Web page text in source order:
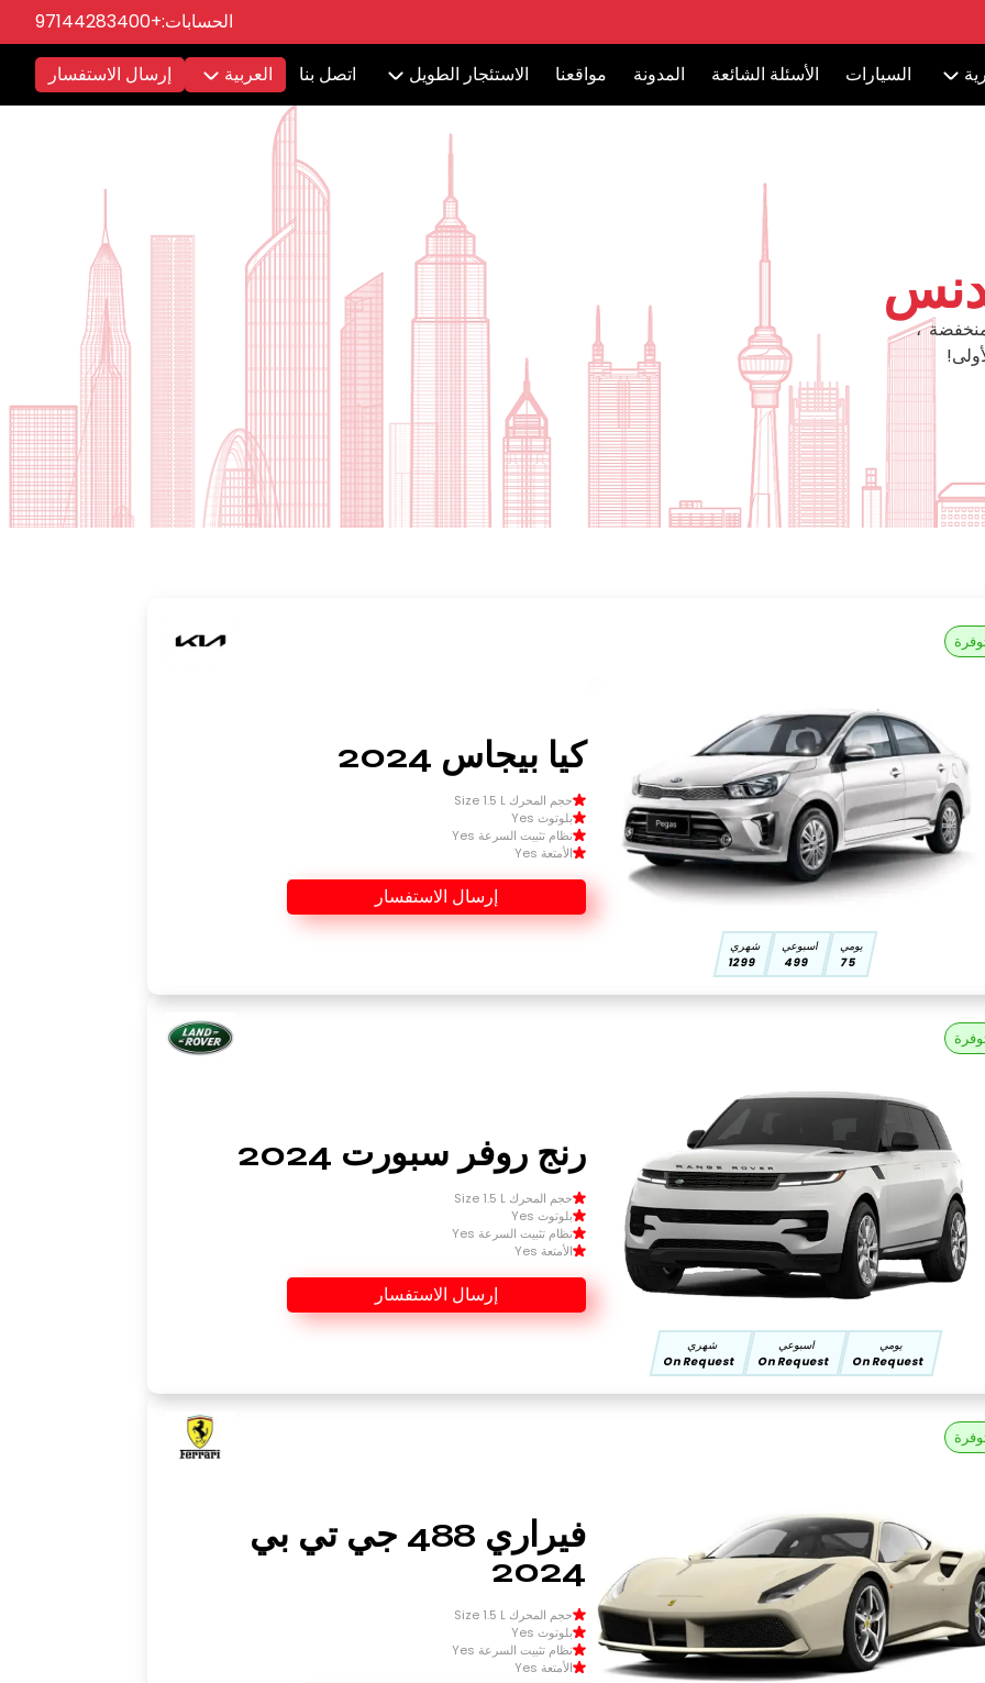
الحسابات:+97144283400
السيارات الأسئلة الشائعة المدونة مواقعنا الاستئجار الطويل اتصل بنا العربية إرسال الاستفسار
،
يومي
75
اسبوعي
499
شهري
1299
كيا بيجاس 2024
حجم المحرك Size 1.5 L
بلوتوث Yes
نظام تثبيت السرعة Yes
الأمتعة Yes
إرسال الاستفسار
يومي
On Request
اسبوعي
On Request
شهري
On Request
رنج روفر سبورت 2024
حجم المحرك Size 1.5 L
بلوتوث Yes
نظام تثبيت السرعة Yes
الأمتعة Yes
إرسال الاستفسار
فيراري 488 جي تي بي
2024
حجم المحرك Size 1.5 L
بلوتوث Yes
نظام تثبيت السرعة Yes
الأمتعة Yes